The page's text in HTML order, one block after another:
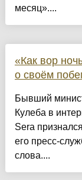
месяц»....
«Как вор
о своём
Бывший
Кулеба в
Sera
его пресс-
слова....